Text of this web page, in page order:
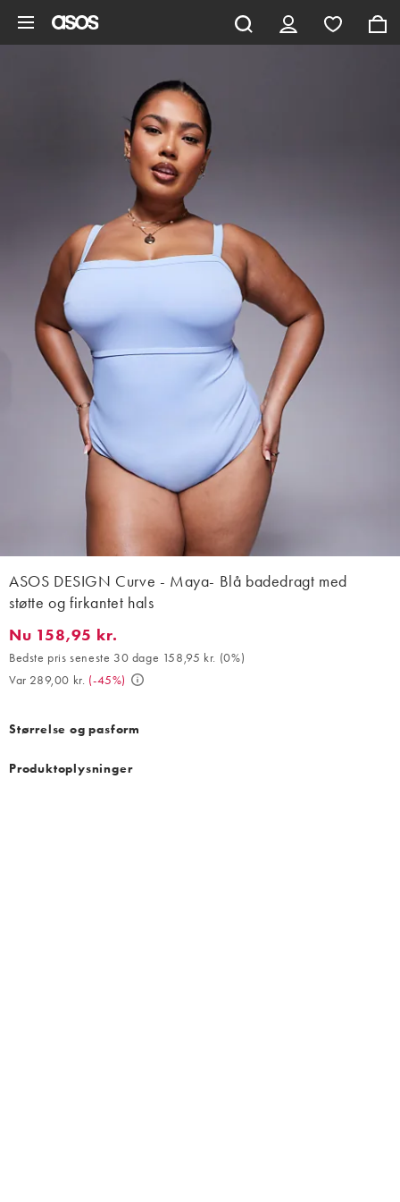
ASOS DESIGN Curve - Maya- Blå badedragt med
støtte og firkantet hals
Nu 158,95 kr.. Bedste pris seneste 30 dage 158,95 kr. (0%). Var
Nu 158,95 kr.
Bedste pris seneste 30 dage 158,95 kr. (0%)
Var 289,00 kr. (-45%)
Størrelse og pasform
Produktoplysninger